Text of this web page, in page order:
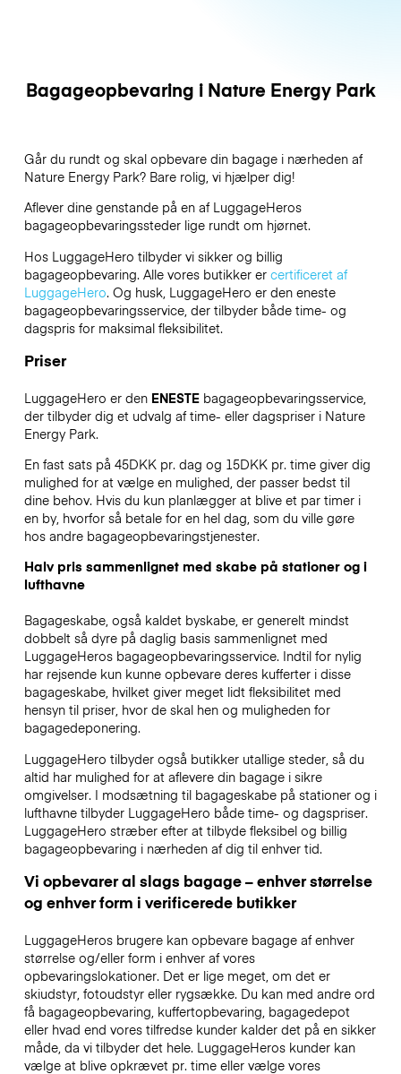
Bagageopbevaring i Nature Energy Park
Går du rundt og skal opbevare din bagage i nærheden af
Nature Energy Park? Bare rolig, vi hjælper dig!
Aflever dine genstande på en af LuggageHeros
bagageopbevaringssteder lige rundt om hjørnet.
Hos LuggageHero tilbyder vi sikker og billig
bagageopbevaring. Alle vores butikker er certificeret af
LuggageHero. Og husk, LuggageHero er den eneste
bagageopbevaringsservice, der tilbyder både time- og
dagspris for maksimal fleksibilitet.
Priser
LuggageHero er den ENESTEbagageopbevaringsservice,
der tilbyder dig et udvalg af time- eller dagspriser i Nature
Energy Park.
En fast sats på 45DKK pr. dag og 15DKK pr. time giver dig
mulighed for at vælge en mulighed, der passer bedst til
dine behov. Hvis du kun planlægger at blive et par timer i
en by, hvorfor så betale for en hel dag, som du ville gøre
hos andre bagageopbevaringstjenester.
Halv pris sammenlignet med skabe på stationer og i
lufthavne
Bagageskabe, også kaldet byskabe, er generelt mindst
dobbelt så dyre på daglig basis sammenlignet med
LuggageHeros bagageopbevaringsservice. Indtil for nylig
har rejsende kun kunne opbevare deres kufferter i disse
bagageskabe, hvilket giver meget lidt fleksibilitet med
hensyn til priser, hvor de skal hen og muligheden for
bagagedeponering.
LuggageHero tilbyder også butikker utallige steder, så du
altid har mulighed for at aflevere din bagage i sikre
omgivelser. I modsætning til bagageskabe på stationer og i
lufthavne tilbyder LuggageHero både time- og dagspriser.
LuggageHero stræber efter at tilbyde fleksibel og billig
bagageopbevaring i nærheden af dig til enhver tid.
Vi opbevarer al slags bagage – enhver størrelse
og enhver form i verificerede butikker
LuggageHeros brugere kan opbevare bagage af enhver
størrelse og/eller form i enhver af vores
opbevaringslokationer. Det er lige meget, om det er
skiudstyr, fotoudstyr eller rygsække. Du kan med andre ord
få bagageopbevaring, kuffertopbevaring, bagagedepot
eller hvad end vores tilfredse kunder kalder det på en sikker
måde, da vi tilbyder det hele. LuggageHeros kunder kan
vælge at blive opkrævet pr. time eller vælge vores